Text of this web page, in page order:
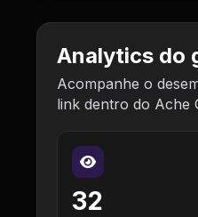
Analytics do
Acompanhe o
link dentro do Ache
32